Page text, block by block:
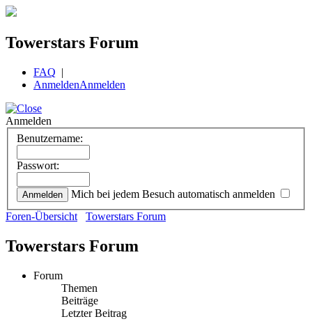
Towerstars Forum
FAQ |
AnmeldenAnmelden
Anmelden
Benutzername:
Passwort:
Mich bei jedem Besuch automatisch anmelden
Foren-Übersicht
Towerstars Forum
Towerstars Forum
Forum
Themen
Beiträge
Letzter Beitrag